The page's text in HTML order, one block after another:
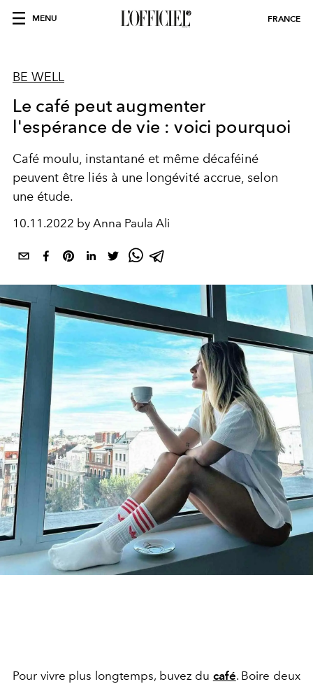
MENU FRANCE
BE WELL
Le café peut augmenter
l'espérance de vie : voici pourquoi
Café moulu, instantané et même décaféiné
peuvent être liés à une longévité accrue, selon
une étude.
10.11.2022 by Anna Paula Ali
Pour vivre plus longtemps, buvez du café. Boire deux